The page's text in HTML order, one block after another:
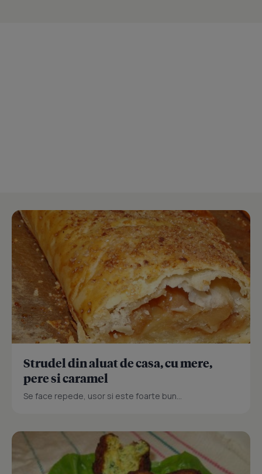
Strudel din aluat de casa, cu mere,
pere si caramel
Se face repede, usor si este foarte bun...